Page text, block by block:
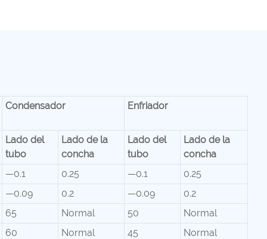
Condensador Enfriador
Lado del
tubo
Lado de la
concha
Lado del
tubo
Lado de la
concha
—0.1
0.25 —0.1
0.25
—0.09
0.2 —0.09
0.2
65
Normal 50
Normal
60
Normal 45
Normal